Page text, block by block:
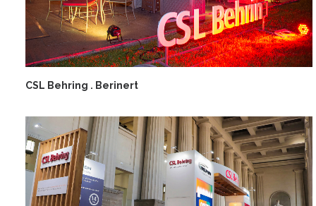
CSL Behring . Berinert